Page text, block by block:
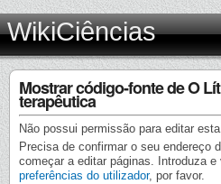
WikiCiências
Mostrar código-fonte de O
terapêutica
Não possui permissão para editar
Precisa de confirmar o seu endereço
começar a editar páginas. Introduza
preferências do utilizador, por favor.